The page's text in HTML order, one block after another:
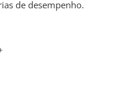
de desempenho.